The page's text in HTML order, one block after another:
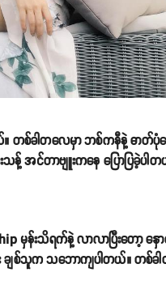
စ်ခါတလေမှာ ဘစ်ကနီနဲ့ ဓာတ်ပုံ
င်တာဗျူးကနေ ပြောပြခဲ့ပါတ
န်းသိရက်နဲ့ လာလာပြီးတော့ နှေ
ချစ်သူက သဘောကျပါတယ်။ တစ်